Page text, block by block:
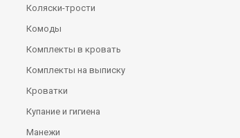
Коляски-трости
Комоды
Комплекты в кровать
Комплекты на выписку
Кроватки
Купание и гигиена
Манежи